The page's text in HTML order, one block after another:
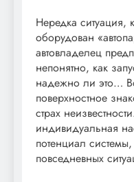
Нередка ситуация,
оборудован
автовладелец
непонятно, как
надежно ли это…
поверхностное
страх
индивидуальная
потенциал
повседневных